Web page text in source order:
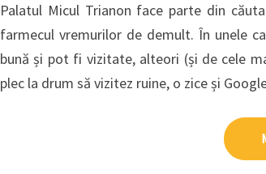
Palatul Micul Trianon face parte din
farmecul vremurilor de demult. În unele
bună și pot fi vizitate, alteori (și de cele
plec la drum să vizitez ruine, o zice și